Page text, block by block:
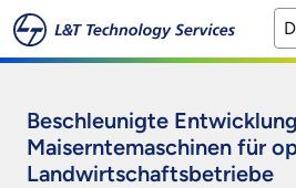
Zum Hauptinhalt springen
Beschleunigte
Maiserntemaschinen für
Landwirtschaftsbetriebe